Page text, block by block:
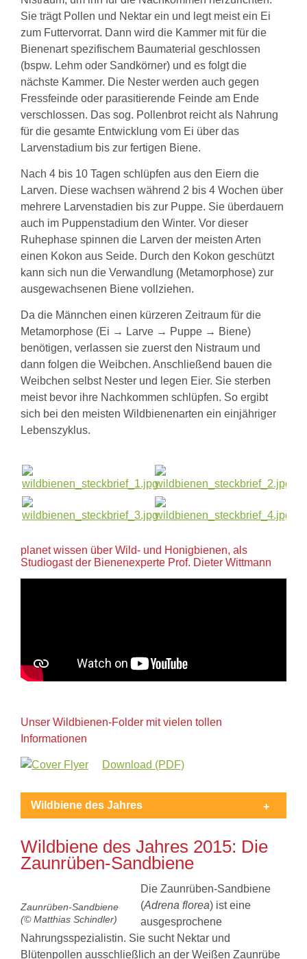
Sie trägt Pollen und Nektar ein und legt meist ein Ei
zum Futtervorrat. Dann wird die Kammer mit für die
Bienenart spezifischem Baumaterial geschlossen
(bspw. Lehm oder Sandkörner) und es folgt die
nächste Kammer. Die Nester werden auch gegen
Fressfeinde oder parasitierende Feinde am Ende
verschlossen. Das sog. Pollenbrot reicht als Nahrung
für die gesamte Entwicklung vom Ei über das
Larvenstadium bis zur fertigen Biene.
Nach 4 bis 10 Tagen schlüpfen aus den Eiern die
Larven. Diese wachsen während 2 bis 4 Wochen über
mehrere Larvenstadien bis zur Puppe. Sie überdauern
auch im Puppenstadium den Winter. Vor dieser
Ruhephase spinnen die Larven der meisten Arten
einen Kokon aus Seide. Durch den Kokon geschützt
kann sich nun die Verwandlung (Metamorphose) zur
ausgewachsenen Biene vollziehen.
Da die Männchen einen kürzeren Zeitraum für die
Metamorphose (Ei → Larve → Puppe → Biene)
benötigen, verlassen sie zuerst den Nistraum und
dann folgen die Weibchen. Anschließend bauen die
Weibchen selbst Nester und legen Eier. Sie sterben
meist bevor ihre Nachkommen schlüpfen. So ergibt
sich bei den meisten Wildbienenarten ein einjähriger
Lebenszyklus.
planet wissen über Wild- und Honigbienen, als
Studiogast der Bienenexperte Prof. Dieter Wittmann
Unser Wildbienen-Folder mit vielen tollen
Informationen
Download (PDF)
Wildbiene des Jahres
Wildbiene des Jahres 2015: Die
Zaunrüben-Sandbiene
Zaunrüben-Sandbiene
(© Matthias Schindler)
Die Zaunrüben-Sandbiene
(Adrena florea) ist eine
ausgesprochene
Nahrungsspezialistin. Sie sucht Nektar und
Blütenpollen ausschließlich an der Weißen Zaunrübe